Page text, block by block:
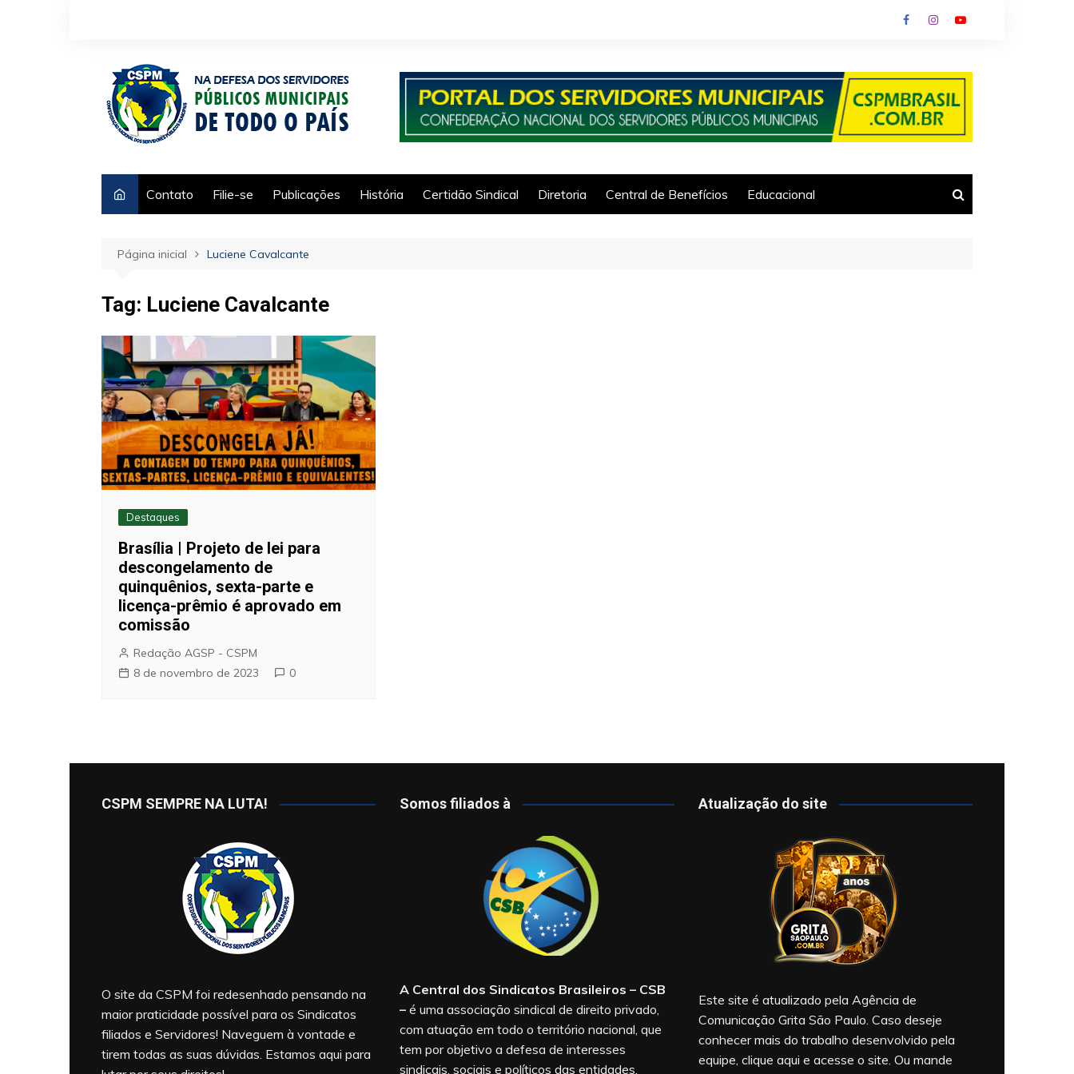
Contato Filie-se Publicações História Certidão Sindical Diretoria Central de Benefícios Educacional
Página inicial Luciene Cavalcante
Tag: Luciene Cavalcante
Destaques
Brasília | Projeto de lei para
descongelamento de
quinquênios, sexta-parte e
licença-prêmio é aprovado em
comissão
Redação AGSP - CSPM
8 de novembro de 2023
0
CSPM SEMPRE NA LUTA!
O site da CSPM foi redesenhado pensando na
maior praticidade possível para os Sindicatos
filiados e Servidores! Naveguem à vontade e
tirem todas as suas dúvidas. Estamos aqui para
Somos filiados à
A Central dos Sindicatos Brasileiros – CSB
– é uma associação sindical de direito privado,
com atuação em todo o território nacional, que
tem por objetivo a defesa de interesses
sindicais, sociais e políticos das entidades.
Atualização do site
Este site é atualizado pela Agência de
Comunicação Grita São Paulo. Caso deseje
conhecer mais do trabalho desenvolvido pela
equipe, clique aqui e acesse o site. Ou mande